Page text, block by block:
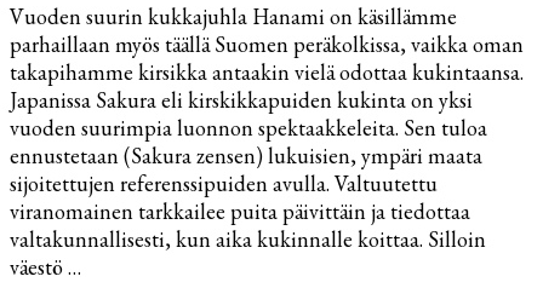
vuoden
suurin
kukkajuhla
Vuoden suurin kukkajuhla Hanami on käsillämme
parhaillaan myös täällä Suomen peräkolkissa, vaikka oman
takapihamme kirsikka antaakin vielä odottaa kukintaansa.
Japanissa Sakura eli kirskikkapuiden kukinta on yksi
vuoden suurimpia luonnon spektaakkeleita. Sen tuloa
ennustetaan (Sakura zensen) lukuisien, ympäri maata
sijoitettujen referenssipuiden avulla. Valtuutettu
viranomainen tarkkailee puita päivittäin ja tiedottaa
valtakunnallisesti, kun aika kukinnalle koittaa. Silloin
väestö …